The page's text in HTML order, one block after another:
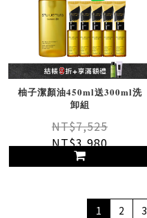
柚子潔顏油450ml送300ml洗
卸組
NT$7,525
NT$3,980
1 2 3